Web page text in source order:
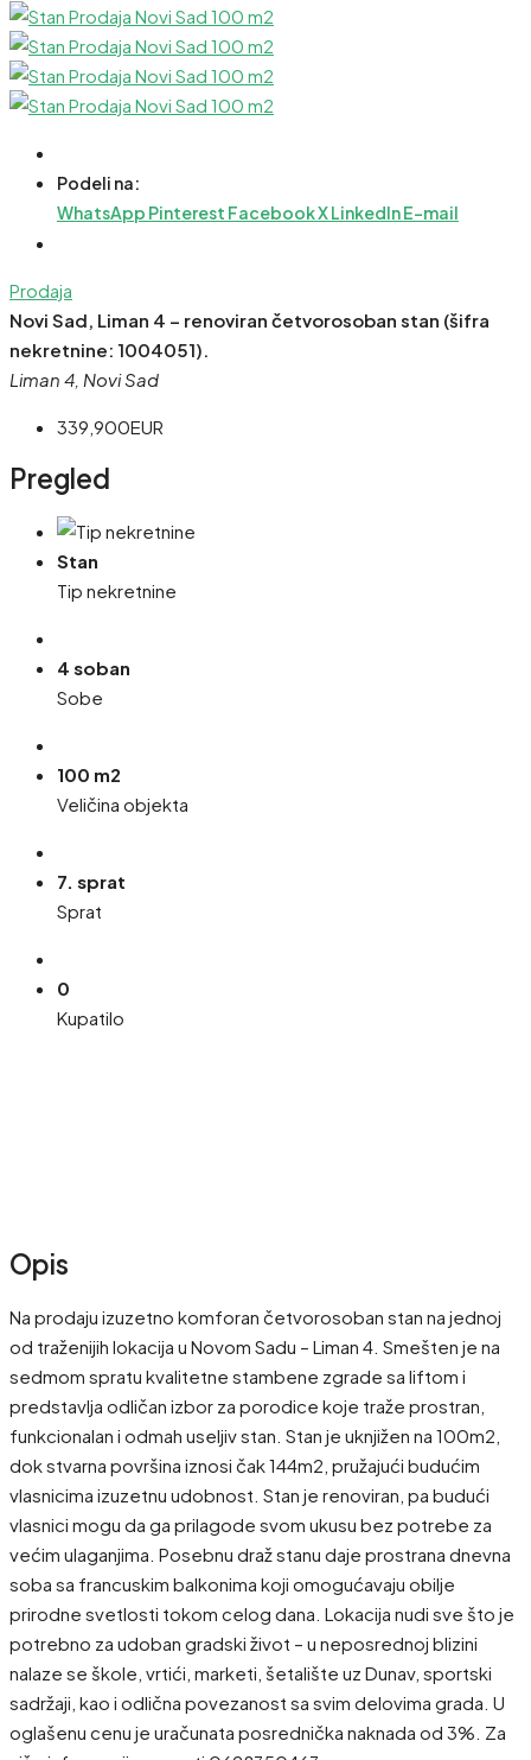
Podeli na:
WhatsApp Pinterest FacebookXLinkedInE-mail
Prodaja
Novi Sad, Liman 4 – renoviran četvorosoban stan (šifra
nekretnine: 1004051).
Liman 4, Novi Sad
339,900EUR
Pregled
Stan
Tip nekretnine
4 soban
Sobe
100 m2
Veličina objekta
7. sprat
Sprat
0
Kupatilo
Opis
Na prodaju izuzetno komforan četvorosoban stan na jednoj
od traženijih lokacija u Novom Sadu – Liman 4. Smešten je na
sedmom spratu kvalitetne stambene zgrade sa liftom i
predstavlja odličan izbor za porodice koje traže prostran,
funkcionalan i odmah useljiv stan. Stan je uknjižen na 100m2,
dok stvarna površina iznosi čak 144m2, pružajući budućim
vlasnicima izuzetnu udobnost. Stan je renoviran, pa budući
vlasnici mogu da ga prilagode svom ukusu bez potrebe za
većim ulaganjima. Posebnu draž stanu daje prostrana dnevna
soba sa francuskim balkonima koji omogućavaju obilje
prirodne svetlosti tokom celog dana. Lokacija nudi sve što je
potrebno za udoban gradski život – u neposrednoj blizini
nalaze se škole, vrtići, marketi, šetalište uz Dunav, sportski
sadržaji, kao i odlična povezanost sa svim delovima grada. U
oglašenu cenu je uračunata posrednička naknada od 3%. Za